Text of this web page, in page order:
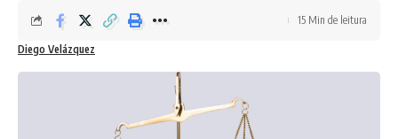
Diego Velázquez
15 Min de leitura